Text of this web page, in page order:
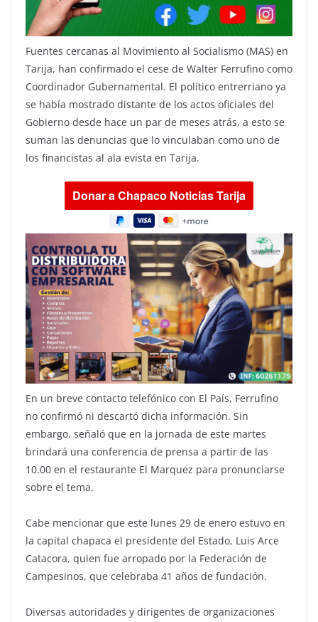
Fuentes cercanas al Movimiento al Socialismo (MAS) en
Tarija, han confirmado el cese de Walter Ferrufino como
Coordinador Gubernamental. El político entrerriano ya
se había mostrado distante de los actos oficiales del
Gobierno desde hace un par de meses atrás, a esto se
suman las denuncias que lo vinculaban como uno de
los financistas al ala evista en Tarija.
En un breve contacto telefónico con El País, Ferrufino
no confirmó ni descartó dicha información. Sin
embargo, señaló que en la jornada de este martes
brindará una conferencia de prensa a partir de las
10.00 en el restaurante El Marquez para pronunciarse
sobre el tema.
Cabe mencionar que este lunes 29 de enero estuvo en
la capital chapaca el presidente del Estado, Luis Arce
Catacora, quien fue arropado por la Federación de
Campesinos, que celebraba 41 años de fundación.
Diversas autoridades y dirigentes de organizaciones